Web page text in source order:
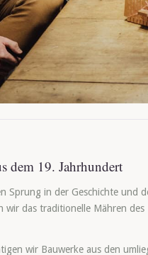
dem 19. Jahrhundert
Sprung in der Geschichte und
wir das traditionelle Mähren
wir Bauwerke aus den